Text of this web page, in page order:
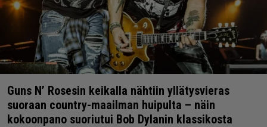
Guns N’ Rosesin keikalla nähtiin yllätysvieras
suoraan country-maailman huipulta – näin
kokoonpano suoriutui Bob Dylanin klassikosta